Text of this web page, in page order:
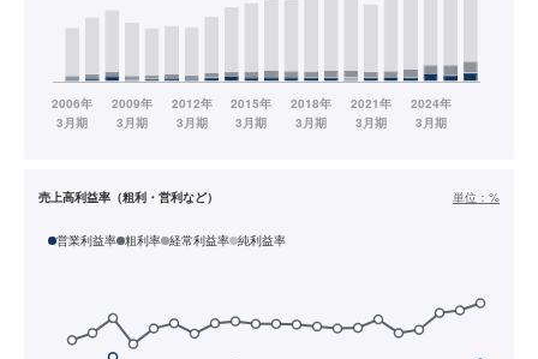
売上高利益率（粗利・営利など） 単位： %
営業利益率 粗利率 経常利益率 純利益率